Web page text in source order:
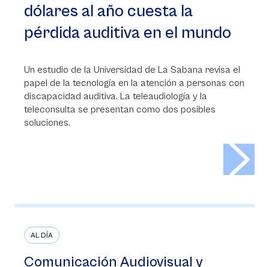
dólares al año cuesta la
pérdida auditiva en el mundo
Un estudio de la Universidad de La Sabana revisa el
papel de la tecnología en la atención a personas con
discapacidad auditiva. La teleaudiología y la
teleconsulta se presentan como dos posibles
soluciones.
AL DÍA
Comunicación Audiovisual y